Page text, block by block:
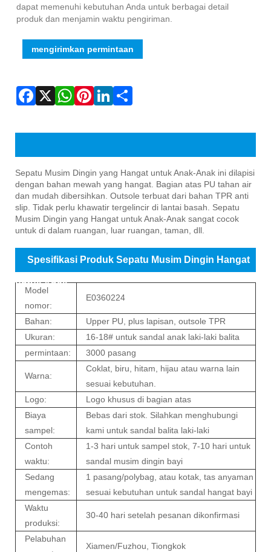
dapat memenuhi kebutuhan Anda untuk berbagai detail
produk dan menjamin waktu pengiriman.
mengirimkan permintaan
Pengenalan Produk Sepatu Musim Dingin Hangat
untuk Anak-Anak
Sepatu Musim Dingin yang Hangat untuk Anak-Anak ini dilapisi
dengan bahan mewah yang hangat. Bagian atas PU tahan air
dan mudah dibersihkan. Outsole terbuat dari bahan TPR anti
slip. Tidak perlu khawatir tergelincir di lantai basah. Sepatu
Musim Dingin yang Hangat untuk Anak-Anak sangat cocok
untuk di dalam ruangan, luar ruangan, taman, dll.
Spesifikasi Produk Sepatu Musim Dingin Hangat
untuk Anak
Model
nomor:
E0360224
Bahan:
Upper PU, plus lapisan, outsole TPR
Ukuran:
16-18# untuk sandal anak laki-laki balita
permintaan:
3000 pasang
Warna:
Coklat, biru, hitam, hijau atau warna lain
sesuai kebutuhan.
Logo:
Logo khusus di bagian atas
Biaya
sampel:
Bebas dari stok. Silahkan menghubungi
kami untuk sandal balita laki-laki
Contoh
waktu:
1-3 hari untuk sampel stok, 7-10 hari untuk
sandal musim dingin bayi
Sedang
mengemas:
1 pasang/polybag, atau kotak, tas anyaman
sesuai kebutuhan untuk sandal hangat bayi
Waktu
produksi:
30-40 hari setelah pesanan dikonfirmasi
Pelabuhan
Xiamen/Fuzhou, Tiongkok